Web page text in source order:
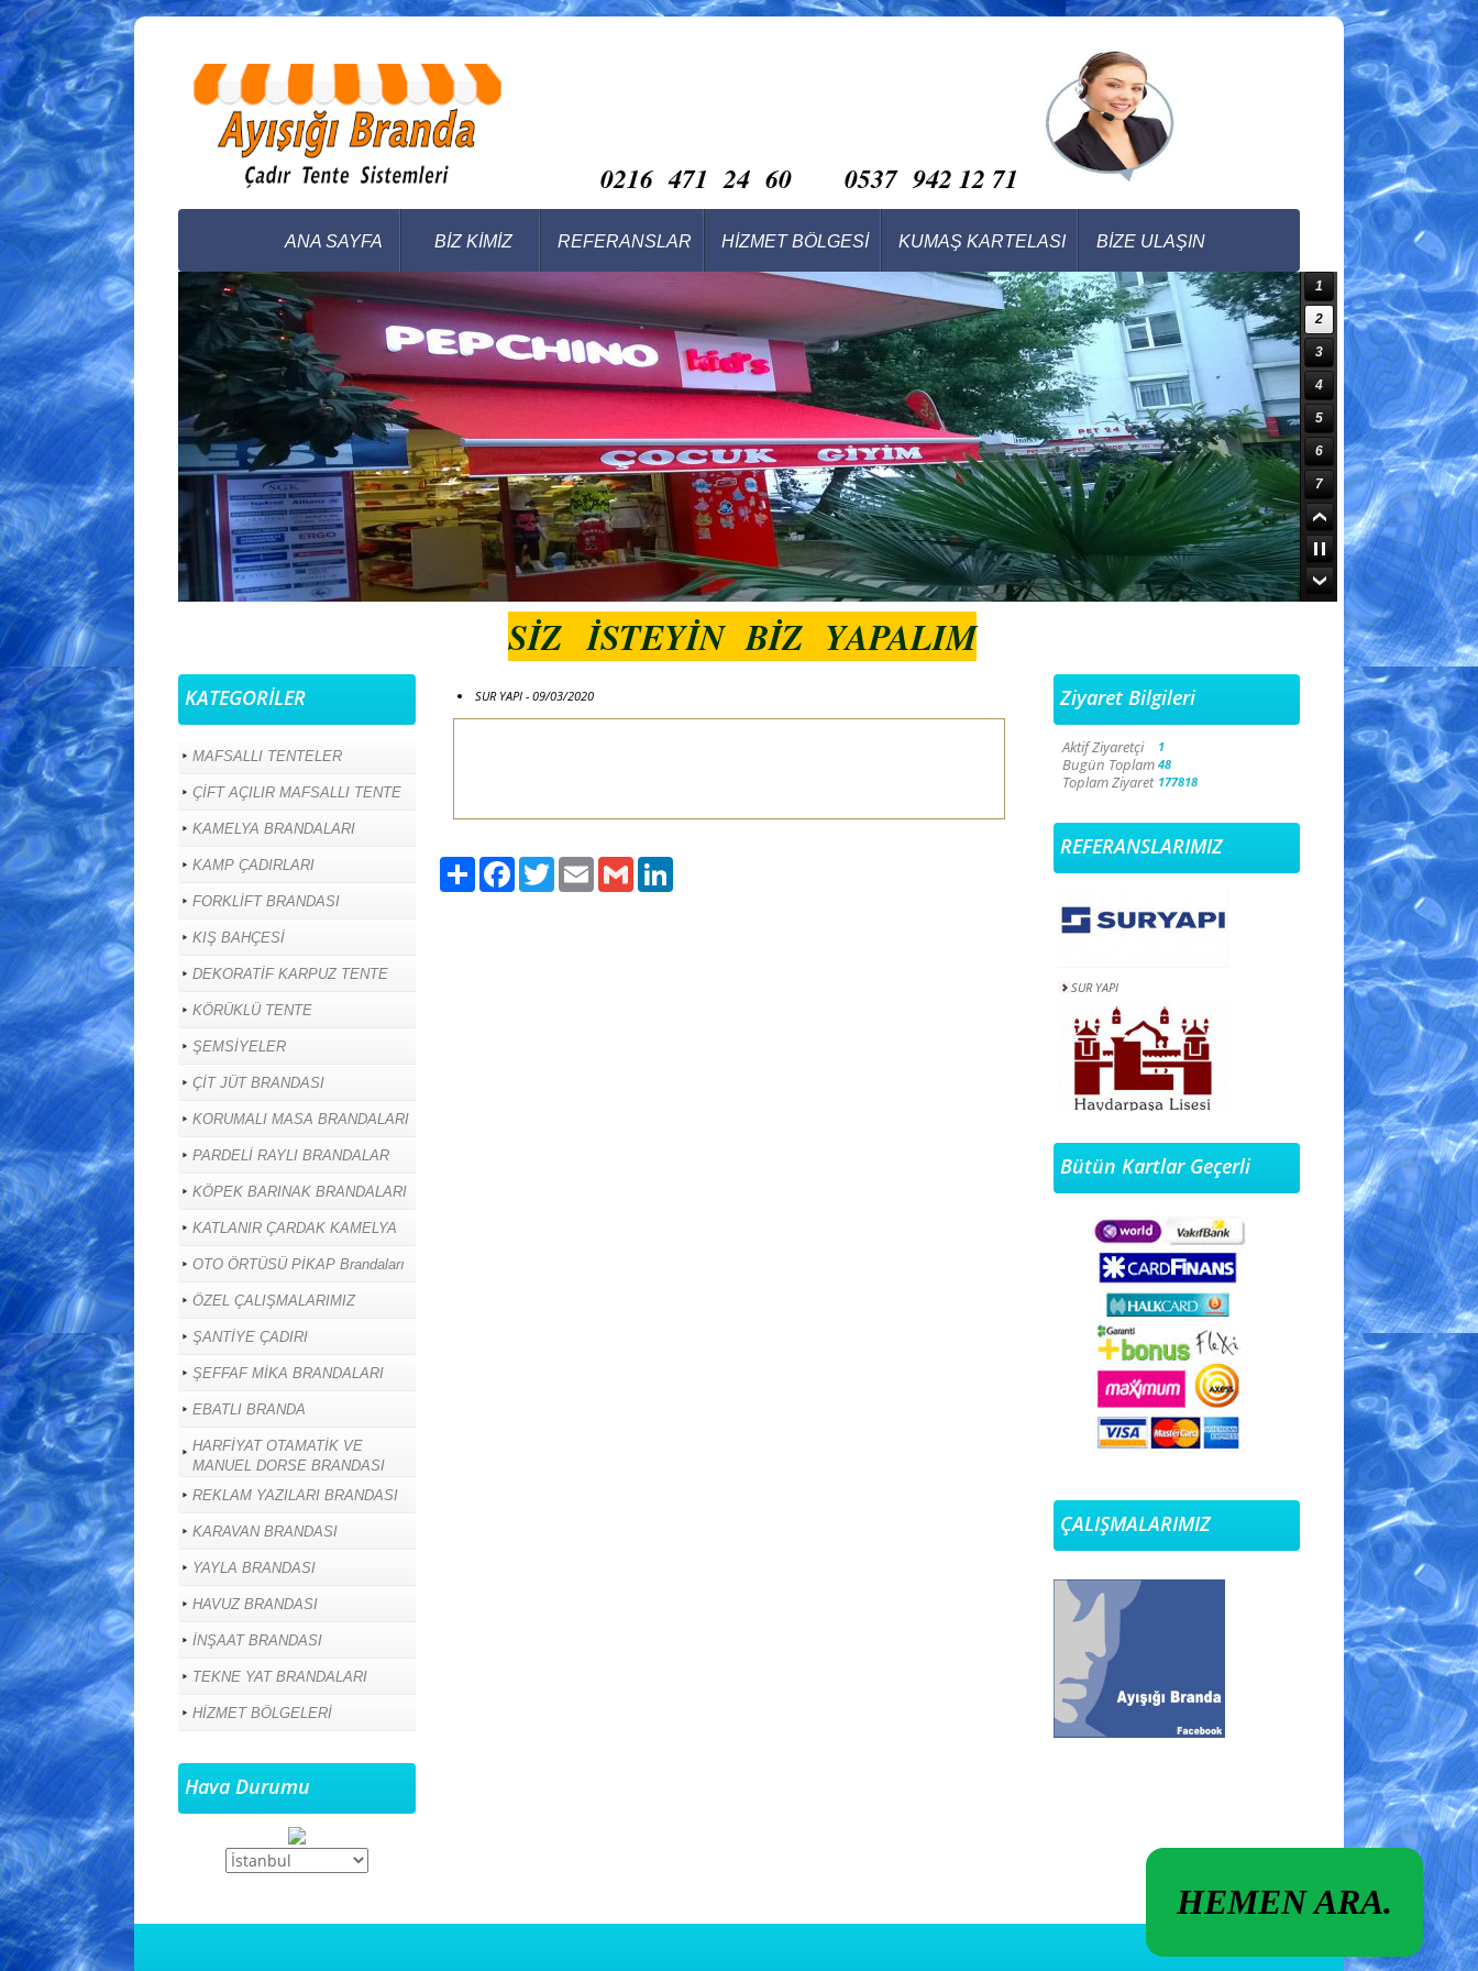
HEMEN ARA.
0216 471 24 60 0537 942 12 71
ANA SAYFA BİZ KİMİZ REFERANSLAR HİZMET BÖLGESİ KUMAŞ KARTELASI BİZE ULAŞIN
MAFSALLI TENTE
1
2
3
4
5
6
7
8
10
SİZ İSTEYİN BİZ YAPALIM
KATEGORİLER
MAFSALLI TENTELER
ÇİFT AÇILIR MAFSALLI TENTE
KAMELYA BRANDALARI
KAMP ÇADIRLARI
FORKLİFT BRANDASI
KIŞ BAHÇESİ
DEKORATİF KARPUZ TENTE
KÖRÜKLÜ TENTE
ŞEMSİYELER
ÇİT JÜT BRANDASI
KORUMALI MASA BRANDALARI
PARDELİ RAYLI BRANDALAR
KÖPEK BARINAK BRANDALARI
KATLANIR ÇARDAK KAMELYA
OTO ÖRTÜSÜ PİKAP Brandaları
ÖZEL ÇALIŞMALARIMIZ
ŞANTİYE ÇADIRI
ŞEFFAF MİKA BRANDALARI
EBATLI BRANDA
HARFİYAT OTAMATİK VE
MANUEL DORSE BRANDASI
REKLAM YAZILARI BRANDASI
KARAVAN BRANDASI
YAYLA BRANDASI
HAVUZ BRANDASI
İNŞAAT BRANDASI
TEKNE YAT BRANDALARI
HİZMET BÖLGELERİ
Hava Durumu
SUR YAPI - 09/03/2020
Paylaş FacebookTwitter Email Gmail
Ziyaret Bilgileri
Aktif Ziyaretçi 1
Bugün Toplam 48
Toplam Ziyaret 177818
REFERANSLARIMIZ
BİLGİ KOLEJİ EĞİTİM
KURUMLARI A.Ş
Bütün Kartlar Geçerli
ÇALIŞMALARIMIZ